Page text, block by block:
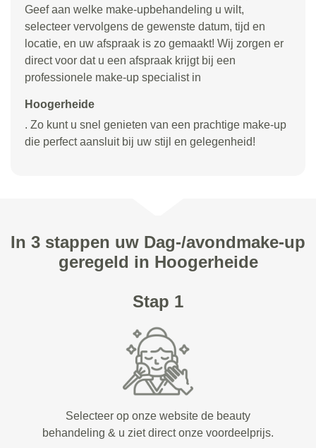
Geef aan welke make-upbehandeling u wilt,
selecteer vervolgens de gewenste datum, tijd en
locatie, en uw afspraak is zo gemaakt! Wij zorgen er
direct voor dat u een afspraak krijgt bij een
professionele make-up specialist in
Hoogerheide
. Zo kunt u snel genieten van een prachtige make-up
die perfect aansluit bij uw stijl en gelegenheid!
In 3 stappen uw Dag-/avondmake-up
geregeld in Hoogerheide
Stap 1
Selecteer op onze website de beauty
behandeling & u ziet direct onze voordeelprijs.